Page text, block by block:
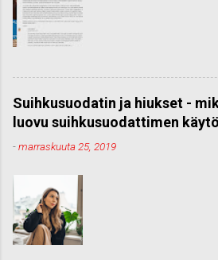
Suihkusuodatin ja hiukset -
luovu suihkusuodattimen
-marraskuuta 25, 2019